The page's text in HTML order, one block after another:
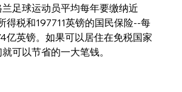
足球运动员平均每年要缴纳近
得税和197711英镑的国民保险--每
亿英镑。如果可以居住在免税国家
可以节省的一大笔钱。